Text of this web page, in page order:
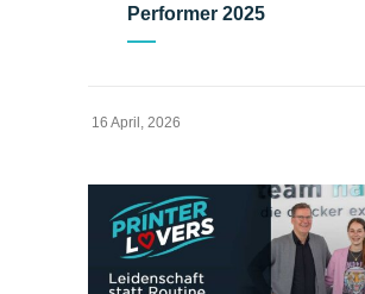
Performer 2025
16 April, 2026